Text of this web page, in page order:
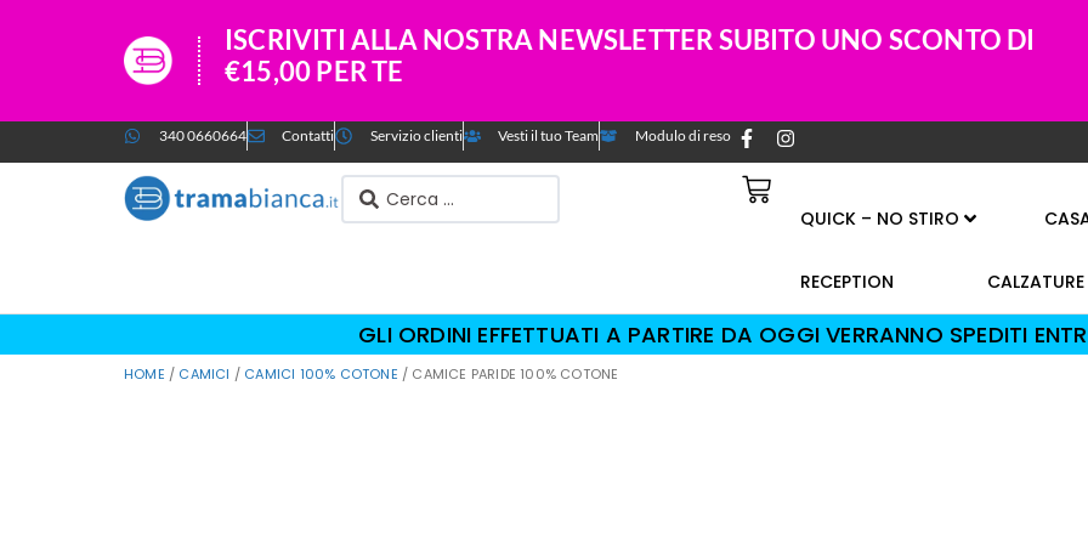
ISCRIVITI ALLA NOSTRA NEWSLETTER SUBITO UNO SCONTO DI
€15,00 PER TE
340 0660664 Contatti Servizio clienti Vesti il tuo Team Modulo di reso
QUICK – NO STIRO
RECEPTION CALZATURE
GLI ORDINI EFFETTUATI A PARTIRE DA OGGI VERRANNO SPEDITI
HOME / CAMICI / CAMICI 100% COTONE / CAMICE PARIDE 100% COTONE